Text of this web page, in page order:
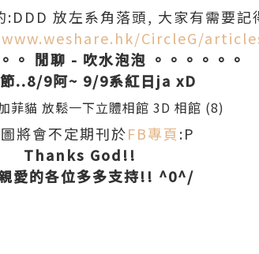
:DDD 放左系角落頭, 大家有需要記
CircleG/
。 閒聊 - 吹水泡泡 。。。。。。
..8/9阿~ 9/9系紅日ja xD
將會不定期刊於FB專頁:P
Thanks God!!
愛的各位多多支持!! ^0^/